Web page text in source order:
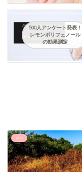
500人アンケート発表！
レモンポリフェノール
の効果測定
ガン